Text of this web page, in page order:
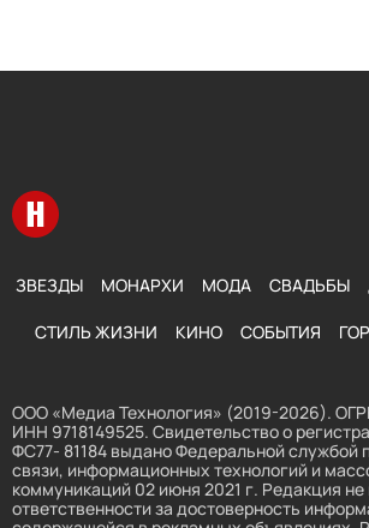
Перейти на главную
ЗВЕЗДЫ МОНАРХИ МОДА СВАДЬБЫ
СТИЛЬ ЖИЗНИ КИНО СОБЫТИЯ
ООО «Медиа Технология» (2019-2026).
ИНН 9718149525. Свидетельство о
ФС77- 81184 выдано Федеральной службой
связи, информационных технологий и
коммуникаций 02 июня 2021 г. Редакция не
ответственности за достоверность